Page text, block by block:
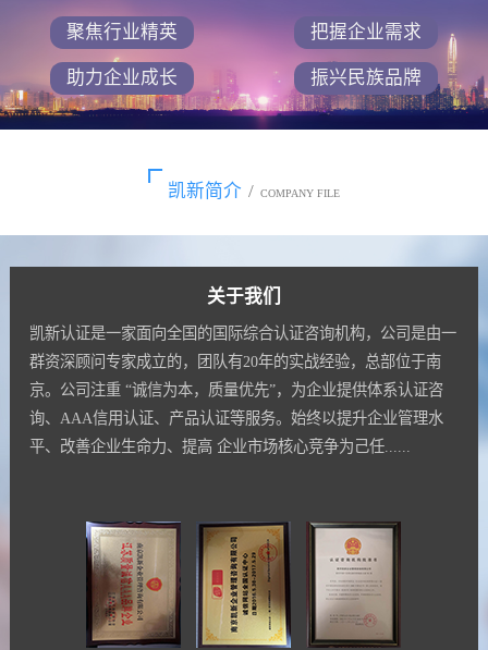
聚焦行业精英 把握企业需求
助力企业成长 振兴民族品牌
凯新简介 / COMPANY FILE
关于我们
凯新认证是一家面向全国的国际综合认证咨询机构，公司是由一
群资深顾问专家成立的，团队有20年的实战经验，总部位于南
京。公司注重 “诚信为本，质量优先”，为企业提供体系认证咨
询、AAA信用认证、产品认证等服务。始终以提升企业管理水
平、改善企业生命力、提高 企业市场核心竞争为己任......